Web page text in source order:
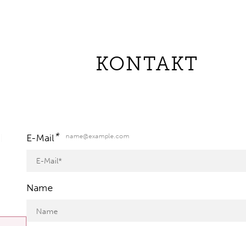
KONTAKT
E-Mail * name@example.com
Name